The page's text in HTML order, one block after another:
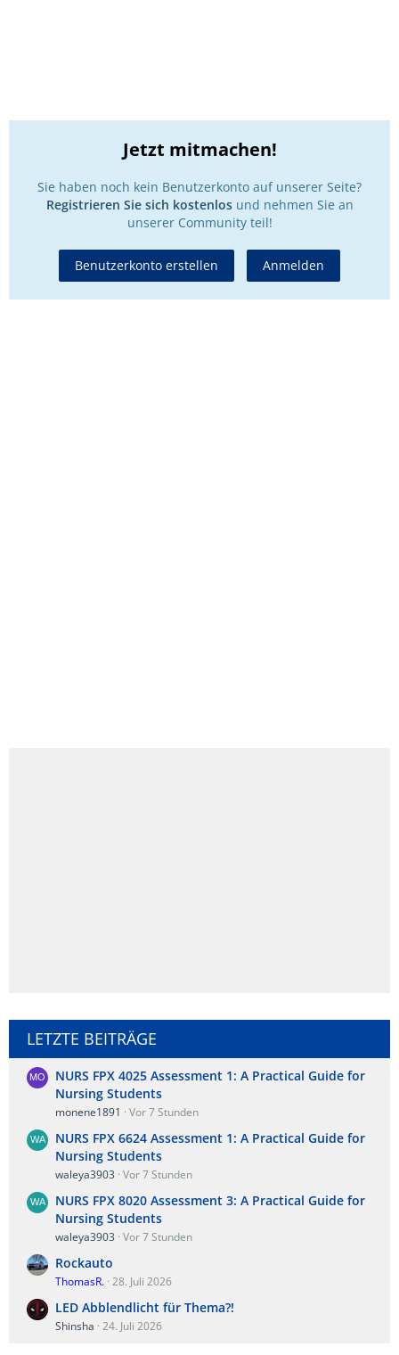
Jetzt mitmachen!
Sie haben noch kein Benutzerkonto auf unserer Seite?
Registrieren Sie sich kostenlosund nehmen Sie an
unserer Community teil!
Benutzerkonto erstellen Anmelden
LETZTE BEITRÄGE
NURS FPX 4025 Assessment 1: A Practical Guide for
Nursing Students
monene1891 Vor 7 Stunden
NURS FPX 6624 Assessment 1: A Practical Guide for
Nursing Students
waleya3903 Vor 7 Stunden
NURS FPX 8020 Assessment 3: A Practical Guide for
Nursing Students
waleya3903 Vor 7 Stunden
Rockauto
ThomasR. 28. Juli 2026
LED Abblendlicht für Thema?!
Shinsha 24. Juli 2026